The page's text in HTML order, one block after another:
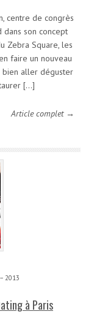
centre de congrès
dans son concept
Zebra Square, les
faire un nouveau
bien aller déguster
[…]
Article complet →
2013
à Paris